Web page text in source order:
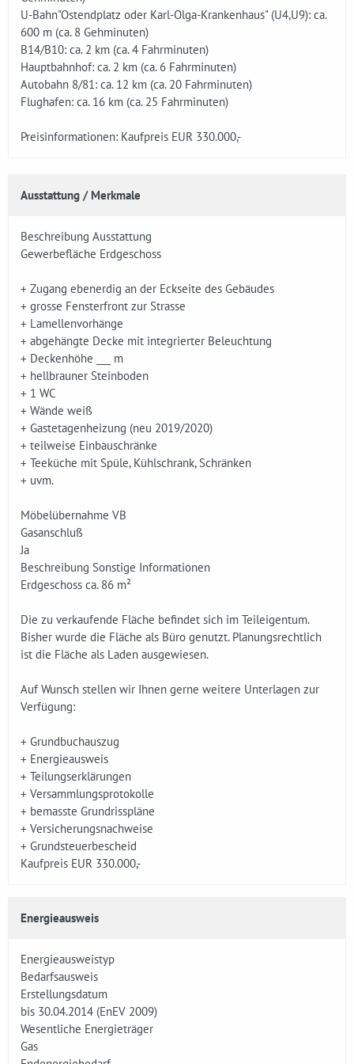
U-Bahn"Ostendplatz oder Karl-Olga-Krankenhaus" (U4,U9): ca.
600 m (ca. 8 Gehminuten)
B14/B10: ca. 2 km (ca. 4 Fahrminuten)
Hauptbahnhof: ca. 2 km (ca. 6 Fahrminuten)
Autobahn 8/81: ca. 12 km (ca. 20 Fahrminuten)
Flughafen: ca. 16 km (ca. 25 Fahrminuten)
Preisinformationen: Kaufpreis EUR 330.000,-
Ausstattung / Merkmale
Beschreibung Ausstattung
Gewerbefläche Erdgeschoss
+ Zugang ebenerdig an der Eckseite des Gebäudes
+ grosse Fensterfront zur Strasse
+ Lamellenvorhänge
+ abgehängte Decke mit integrierter Beleuchtung
+ Deckenhöhe ___ m
+ hellbrauner Steinboden
+ 1 WC
+ Wände weiß
+ Gastetagenheizung (neu 2019/2020)
+ teilweise Einbauschränke
+ Teeküche mit Spüle, Kühlschrank, Schränken
+ uvm.
Möbelübernahme VB
Gasanschluß
Ja
Beschreibung Sonstige Informationen
Erdgeschoss ca. 86 m²
Die zu verkaufende Fläche befindet sich im Teileigentum.
Bisher wurde die Fläche als Büro genutzt. Planungsrechtlich
ist die Fläche als Laden ausgewiesen.
Auf Wunsch stellen wir Ihnen gerne weitere Unterlagen zur
Verfügung:
+ Grundbuchauszug
+ Energieausweis
+ Teilungserklärungen
+ Versammlungsprotokolle
+ bemasste Grundrisspläne
+ Versicherungsnachweise
+ Grundsteuerbescheid
Kaufpreis EUR 330.000,-
Energieausweis
Energieausweistyp
Bedarfsausweis
Erstellungsdatum
bis 30.04.2014 (EnEV 2009)
Wesentliche Energieträger
Gas